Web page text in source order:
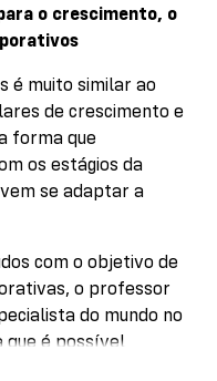
o crescimento, o
é muito similar ao
de crescimento e
forma que
os estágios da
se adaptar a
com o objetivo de
o professor
do mundo no
que é possível
investimentos.